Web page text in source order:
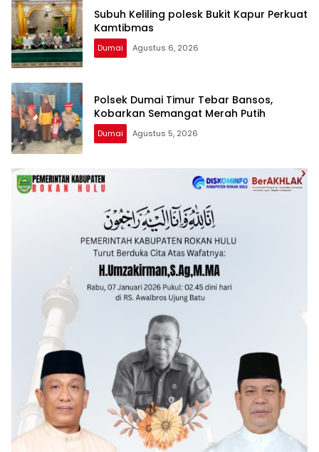
Subuh Keliling polesk Bukit Kapur Perkuat
Kamtibmas
Dumai Agustus 6, 2026
Polsek Dumai Timur Tebar Bansos,
Kobarkan Semangat Merah Putih
Dumai Agustus 5, 2026